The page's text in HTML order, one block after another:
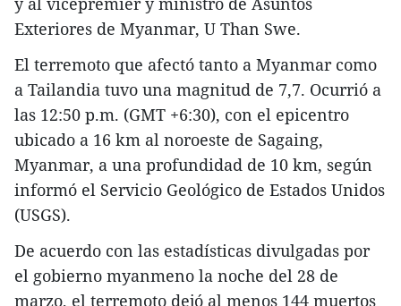
Exteriores de Myanmar, U Than Swe.
El terremoto que afectó tanto a Myanmar como
a Tailandia tuvo una magnitud de 7,7. Ocurrió a
las 12:50 p.m. (GMT +6:30), con el epicentro
ubicado a 16 km al noroeste de Sagaing,
Myanmar, a una profundidad de 10 km, según
informó el Servicio Geológico de Estados Unidos
(USGS).
De acuerdo con las estadísticas divulgadas por
el gobierno myanmeno la noche del 28 de
marzo, el terremoto dejó al menos 144 muertos